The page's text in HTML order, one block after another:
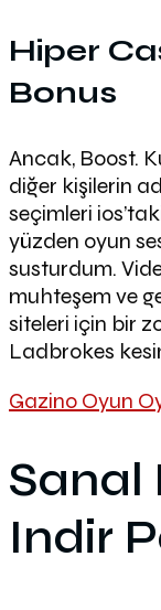
Hiper
Bonus
Ancak, Boost.
diğer kişilerin
seçimleri
yüzden oyun
susturdum.
muhteşem ve
siteleri için bir
Ladbrokes
Gazino Oyun
Indir